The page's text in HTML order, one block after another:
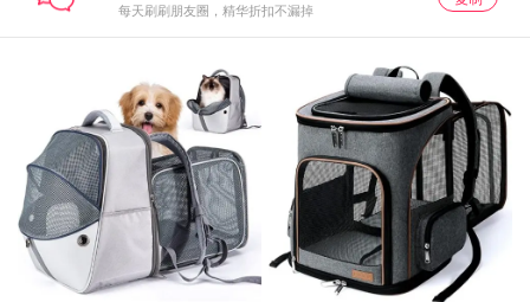
每天刷刷朋友圈，精华折扣不漏掉